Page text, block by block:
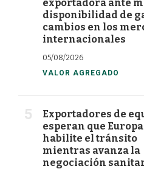
exportadora ante
disponibilidad de
cambios en los
internacionales
05/08/2026
VALOR AGREGADO
Exportadores de
esperan que Europa
habilite el tránsito
mientras avanza la
negociación